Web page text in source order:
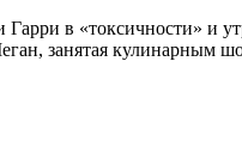
в «токсичности» и
занятая кулинарным